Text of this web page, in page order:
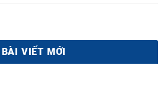
BÀI VIẾT MỚI